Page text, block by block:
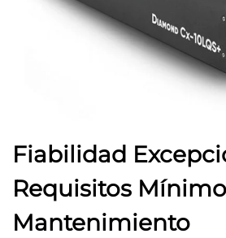
Fiabilidad
Requisitos
Mantenimiento